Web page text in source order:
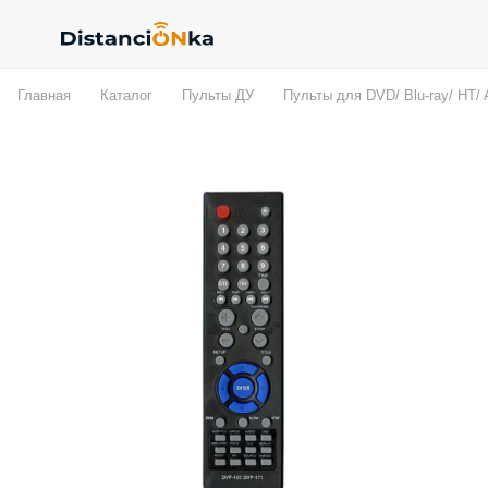
Главная Каталог Пульты ДУ Пульты для DVD/ Blu-ray/ HT/